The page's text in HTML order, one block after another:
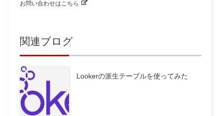
お問い合わせはこちら
関連ブログ
Lookerの派生テーブルを使ってみた